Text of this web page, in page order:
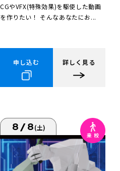
CGやVFX(特殊効果)を駆使した動画
を作りたい！ そんなあなたにお...
申し込む 詳しく見る
8/8(土)